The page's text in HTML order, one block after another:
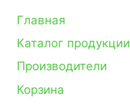
Главная
Каталог продукции
Производители
Корзина